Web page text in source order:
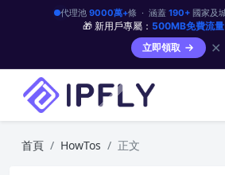
代理池 9000萬+條 · 涵蓋 190+國家及
🎁 新用戶專屬： 500MB免費流量
立即領取
✕
首頁 HowTos 正文